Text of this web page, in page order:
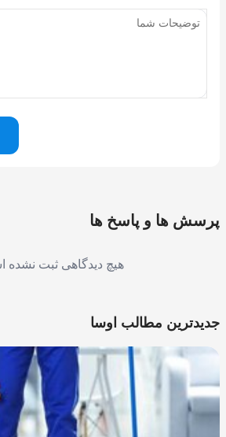
پرسش ها و پاسخ ها
هیچ دیدگاهی ثبت نشده
جدیدترین مطالب اوسا